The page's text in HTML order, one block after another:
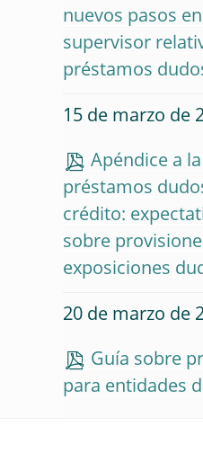
nuevos pasos
supervisor
préstamos
15 de marzo de
Apéndice a
préstamos
crédito:
sobre
exposiciones
20 de marzo de
Guía sobre
para entidades